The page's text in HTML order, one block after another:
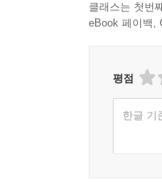
클래스는 첫번
eBook 페이백,
평점
한글 기